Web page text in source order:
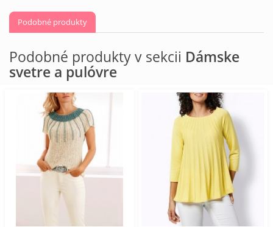
Podobné produkty
Podobné produkty v sekcii Dámske
svetre a pulóvre